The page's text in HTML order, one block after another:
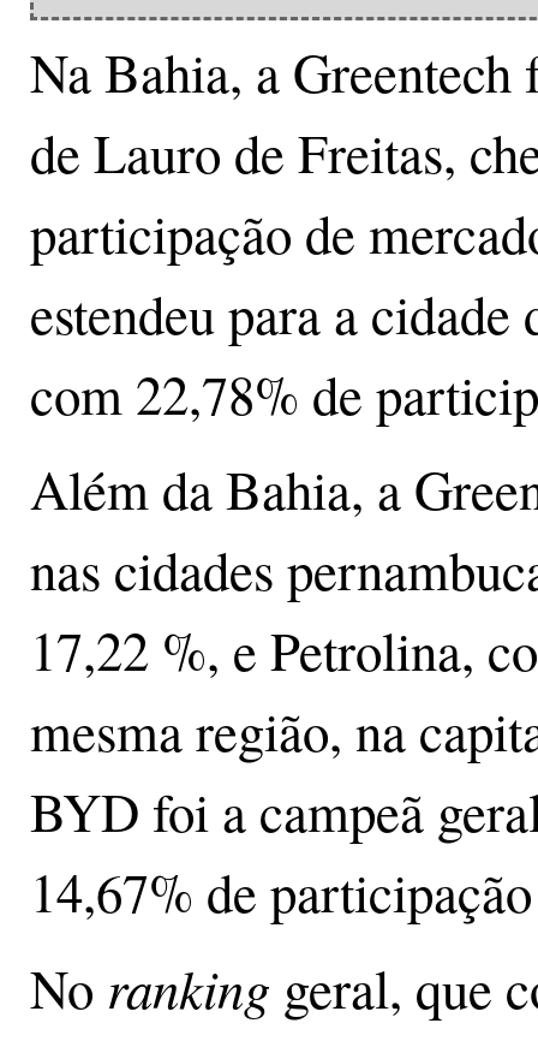
Na Bahia, a
de Lauro de Freitas,
participação de
estendeu para a
com 22,78% de
Além da Bahia, a
nas cidades
17,22 %, e Petrolina,
mesma região, na
BYD foi a campeã
14,67% de
No ranking geral, que